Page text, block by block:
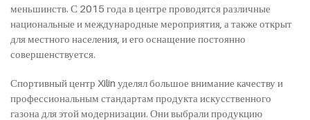
меньшинств. С 2015 года в центре проводятся различные
национальные и международные мероприятия, а также открыт
для местного населения, и его оснащение постоянно
совершенствуется.
Спортивный центр Xilin уделял большое внимание качеству и
профессиональным стандартам продукта искусственного
газона для этой модернизации. Они выбрали продукцию